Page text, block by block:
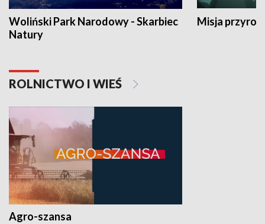
Woliński Park Narodowy - Skarbiec
Natury
Misja
ROLNICTWO I WIEŚ
Agro-szansa